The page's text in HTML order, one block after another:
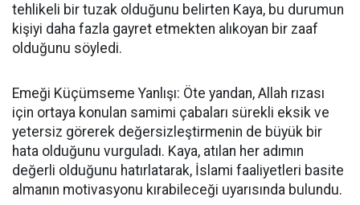
tehlikeli bir tuzak olduğunu belirten Kaya, bu durumun
kişiyi daha fazla gayret etmekten alıkoyan bir zaaf
olduğunu söyledi.
Emeği Küçümseme Yanlışı: Öte yandan, Allah rızası
için ortaya konulan samimi çabaları sürekli eksik ve
yetersiz görerek değersizleştirmenin de büyük bir
hata olduğunu vurguladı. Kaya, atılan her adımın
değerli olduğunu hatırlatarak, İslami faaliyetleri basite
almanın motivasyonu kırabileceği uyarısında bulundu.